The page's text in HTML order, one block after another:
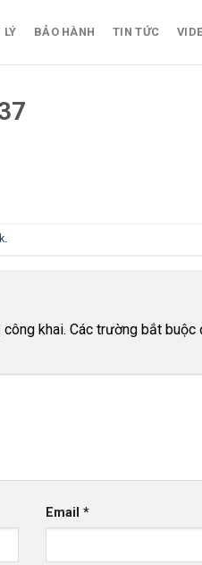
BẢO HÀNH TIN TỨC
.
khai. Các trường bắt buộc
Email *